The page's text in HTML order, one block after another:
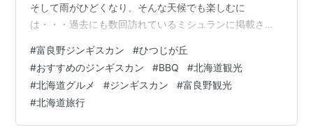
そして雨がひどくなり、そんな天候でも楽しむに
は・・・過去にも数回訪れているミシュランに掲載され
かいました。 富良野の中心の中富良野にありますが、旭
岳に向かって結構走ります。途中山を登る感じで坂道と
なり、最後舗装されていない道を通ります。特に運転が
難しいわけではないので、ご安心を！ 到着～(*^-^*) 雨の
為、外からお店の写真を撮ることが出来なかったのです
#富良野ジンギスカン #ひつじが丘
#おすすめのジンギスカン #BBQ #北海道観光
#北海道グルメ #ジンギスカン #富良野観光
#北海道旅行